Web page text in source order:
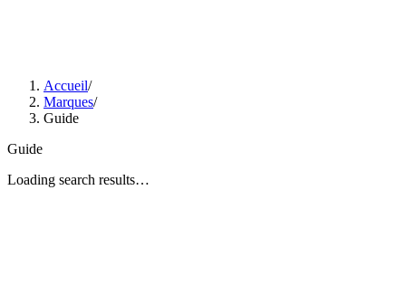
Accueil/
Marques/
Guide
Guide
Loading search results…